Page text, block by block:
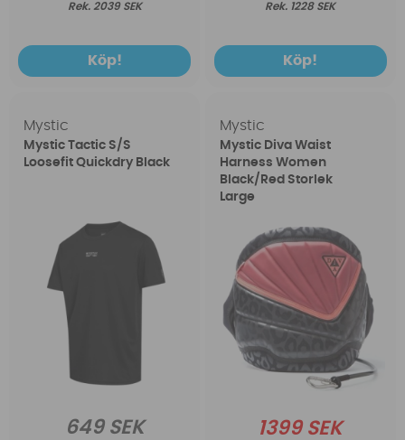
2039 SEK
Köp!
1228 SEK
Köp!
Mystic
Mystic Tactic S/S
Loosefit Quickdry Black
649 SEK
Mystic
Mystic Diva Waist
Harness Women
Black/Red Storlek
Large
1399 SEK